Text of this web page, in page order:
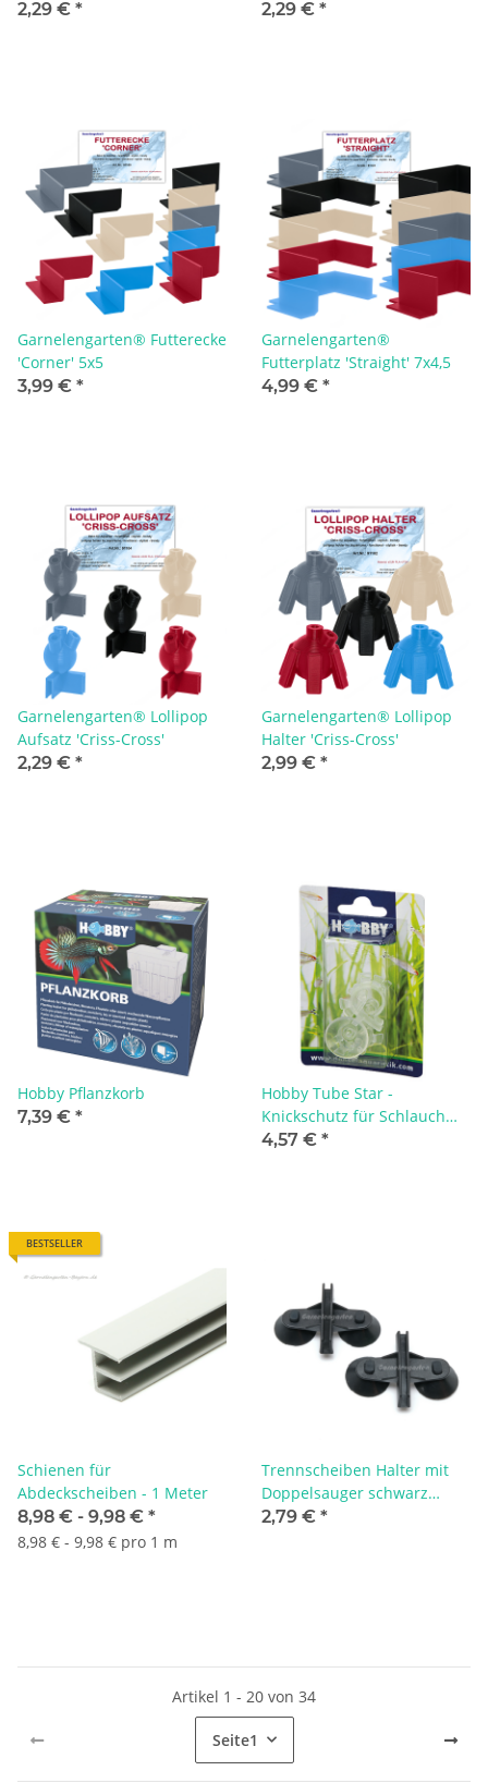
C40L+C80L+R100L
2,29 € * R200L+R380L
2,29 € *
Garnelengarten® Futterecke
'Corner' 5x5
3,99 € *
Garnelengarten®
Futterplatz 'Straight' 7x4,5
4,99 € *
Garnelengarten® Lollipop
Aufsatz 'Criss-Cross'
2,29 € *
Garnelengarten® Lollipop
Halter 'Criss-Cross'
2,99 € *
Hobby Pflanzkorb
7,39 € *
Hobby Tube Star -
Knickschutz für Schlauch
4/6 mm
4,57 € *
BESTSELLER
Schienen für
Abdeckscheiben - 1 Meter
8,98 € - 9,98 € *
8,98 € - 9,98 € pro 1 m
Trennscheiben Halter mit
Doppelsauger schwarz
Medium - 2 Stück
2,79 € *
Artikel 1 - 20 von 34
Seite1